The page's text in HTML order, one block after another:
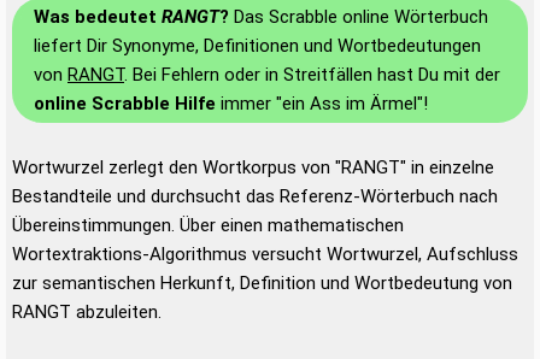
Was bedeutet RANGT? Das Scrabble online Wörterbuch
liefert Dir Synonyme, Definitionen und Wortbedeutungen
von RANGT. Bei Fehlern oder in Streitfällen hast Du mit der
online Scrabble Hilfe immer "ein Ass im Ärmel"!
Wortwurzel zerlegt den Wortkorpus von "RANGT" in einzelne
Bestandteile und durchsucht das Referenz-Wörterbuch nach
Übereinstimmungen. Über einen mathematischen
Wortextraktions-Algorithmus versucht Wortwurzel, Aufschluss
zur semantischen Herkunft, Definition und Wortbedeutung von
RANGT abzuleiten.